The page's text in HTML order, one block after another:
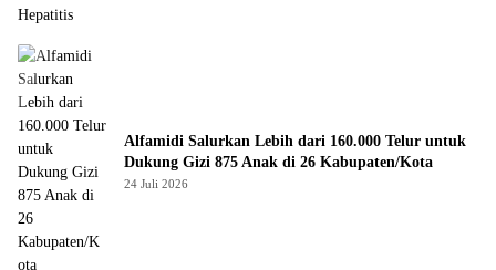
Alfamidi Salurkan Lebih dari 160.000 Telur untuk
Dukung Gizi 875 Anak di 26 Kabupaten/Kota
24 Juli 2026